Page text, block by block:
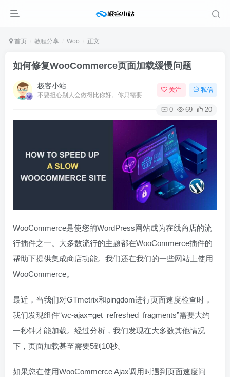
首页 教程分享 Woo 正文
如何修复WooCommerce页面加载缓慢问题
极客小站 关注 私信
0 69 20
WooCommerce是使您的WordPress网站成为在线商店的流
行插件之一。大多数流行的主题都在WooCommerce插件的
帮助下提供集成商店功能。我们还在我们的一些网站上使用
WooCommerce。
最近，当我们对GTmetrix和pingdom进行页面速度检查时，
我们发现组件“wc-ajax=get_refreshed_fragments”需要大约
一秒钟才能加载。经过分析，我们发现在大多数其他情况
下，页面加载甚至需要5到10秒。
如果您在使用WooCommerce Ajax调用时遇到页面速度问